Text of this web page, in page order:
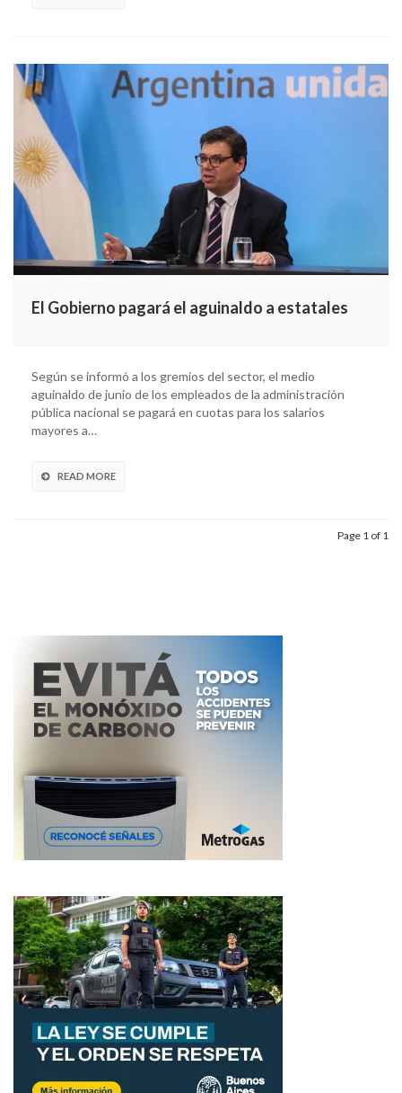
El Gobierno pagará el aguinaldo a estatales
Según se informó a los gremios del sector, el medio
aguinaldo de junio de los empleados de la administración
pública nacional se pagará en cuotas para los salarios
mayores a…
READ MORE
Page 1 of 1